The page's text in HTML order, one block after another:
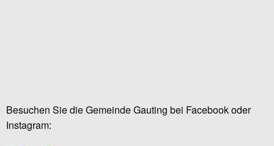
Besuchen Sie die Gemeinde Gauting bei Facebook oder
Instagram: